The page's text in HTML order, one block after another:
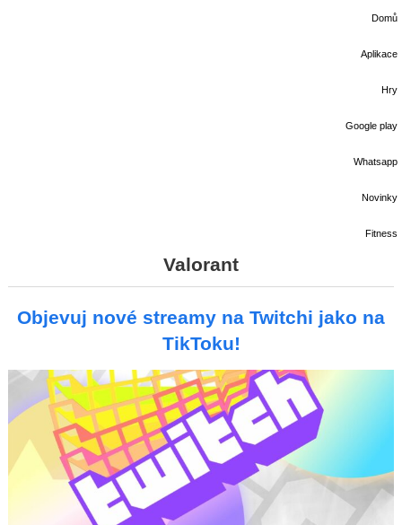
Domů
Aplikace
Hry
Google play
Whatsapp
Novinky
Fitness
Valorant
Objevuj nové streamy na Twitchi jako na
TikToku!